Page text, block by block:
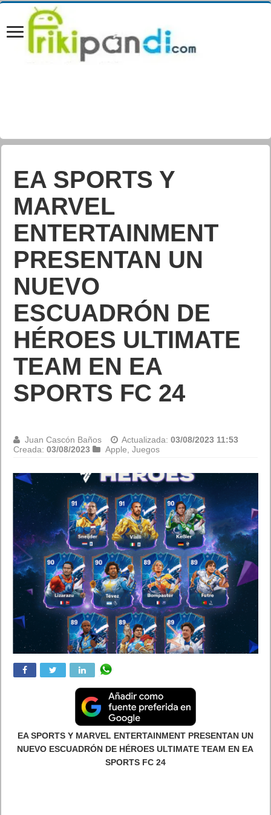
Al 85% de los
españoles les
preocupan mucho
las estafas on-line
Juan Cascón Baños Actualizada:03/08/2023 11:17
Creada:03/08/2023 Destacada ,Seguridad,Tecnología
Según Avast Al 85% de los españoles les preocupan
mucho las estafas on-line, pero sólo un 38% sabe cómo
protegerse de ellas
Para un 70% el uso de métodos de pago oficiales y evitar
compartir información personal son las prácticas más
empleadas para evitar ser víctima
Los jóvenes de 18 a 24 años son los más estafados y más
La última investigación de Avast ha analizado el grado de
concienciación que hay en torno a ser víctima de estafas a la
hora de consumir en Internet y los resultados son
preocupantes.
Para el 85% de los españoles, ser víctima de una estafa online